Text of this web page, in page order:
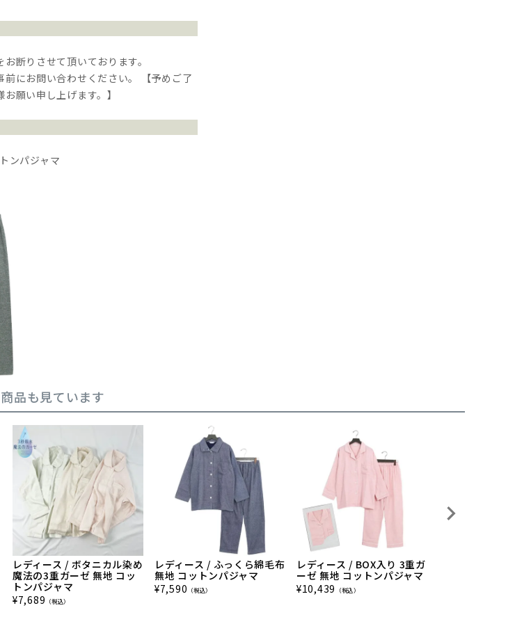
断りさせて頂いております。
にお問い合わせください。 【予めご了
願い申し上げます。】
ンパジャマ
品も見ています
レディース / ボタニカル染め
魔法の3重ガーゼ 無地 コッ
トンパジャマ
¥7,689 （税込）
レディース / ふっくら綿毛布
無地 コットンパジャマ
¥7,590 （税込）
レディース / BOX入り 3重ガ
ーゼ 無地 コットンパジャマ
¥10,439 （税込）